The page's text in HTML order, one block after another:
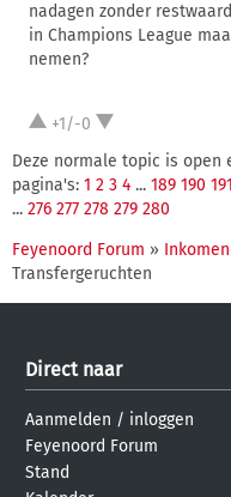
nadagen zonder
in Champions League
nemen?
+1/-0
Deze normale topic is open
pagina's: 1 2 3 4 ... 189 190 191
... 276 277 278 279 280
Feyenoord Forum »
Transfergeruchten
Direct naar
Aanmelden / inloggen
Feyenoord Forum
Stand